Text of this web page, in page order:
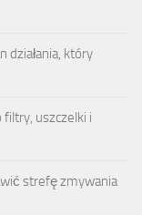
działania, który
filtry, uszczelki i
strefę zmywania